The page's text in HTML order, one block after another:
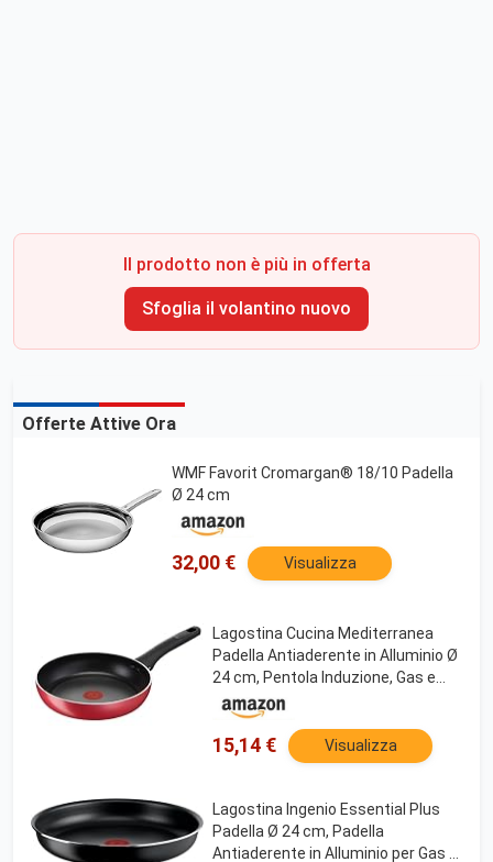
Il prodotto non è più in offerta
Sfoglia il volantino nuovo
Offerte Attive Ora
WMF Favorit Cromargan® 18/10 Padella
Ø 24 cm
32,00 € Visualizza
Lagostina Cucina Mediterranea
Padella Antiaderente in Alluminio Ø
24 cm, Pentola Induzione, Gas e
Forno, Rivestimento Titanium Easy,
Manico Ergonomico in Bakelite
15,14 € Visualizza
Lagostina Ingenio Essential Plus
Padella Ø 24 cm, Padella
Antiaderente in Alluminio per Gas e